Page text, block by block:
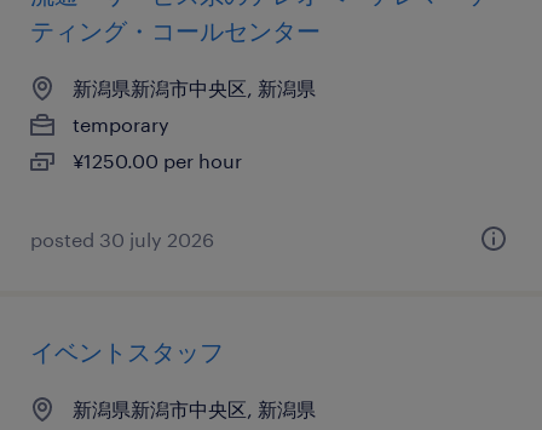
ティング・コールセンター
新潟県新潟市中央区, 新潟県
temporary
¥1250.00 per hour
posted 30 july 2026
イベントスタッフ
新潟県新潟市中央区, 新潟県